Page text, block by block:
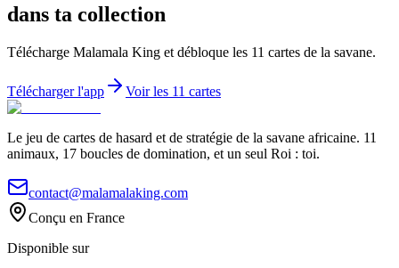
dans ta collection
Télécharge Malamala King et débloque les 11 cartes de la savane.
Télécharger l'app Voir les 11 cartes
Le jeu de cartes de hasard et de stratégie de la savane africaine. 11
animaux, 17 boucles de domination, et un seul Roi : toi.
contact@malamalaking.com
Conçu en France
Disponible sur